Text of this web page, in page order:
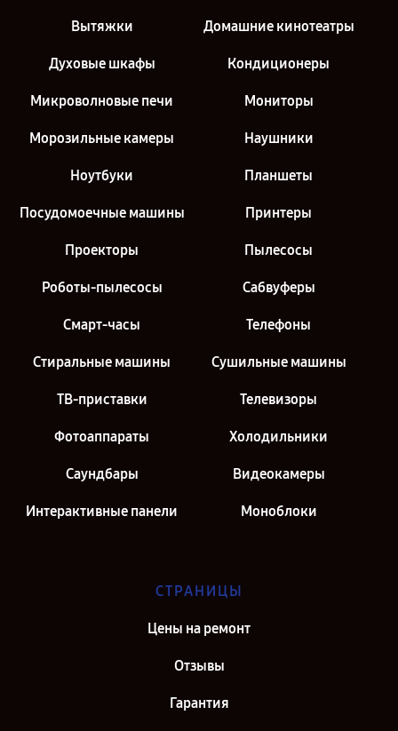
Вытяжки Домашние кинотеатры
Духовые шкафы Кондиционеры
Микроволновые печи Мониторы
Морозильные камеры Наушники
Ноутбуки Планшеты
Посудомоечные машины Принтеры
Проекторы Пылесосы
Роботы-пылесосы Сабвуферы
Смарт-часы Телефоны
Стиральные машины Сушильные машины
ТВ-приставки Телевизоры
Фотоаппараты Холодильники
Саундбары Видеокамеры
Интерактивные панели Моноблоки
СТРАНИЦЫ
Цены на ремонт
Отзывы
Гарантия